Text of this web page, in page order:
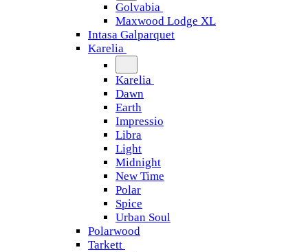
Golvabia
Maxwood Lodge XL
Intasa Galparquet
Karelia
Karelia
Dawn
Earth
Impressio
Libra
Light
Midnight
New Time
Polar
Spice
Urban Soul
Polarwood
Tarkett